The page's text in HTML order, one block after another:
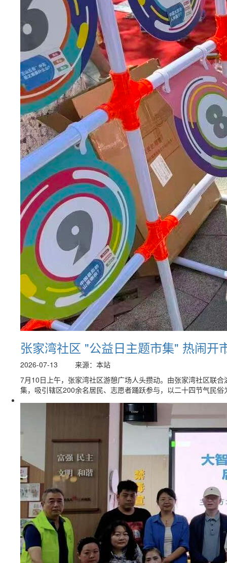
张家湾社区 "公益日主题市集" 热闹开
2026-07-13
来源：本站
7月10日上午，张家湾社区游憩广场人头攒动。由张家湾社区联
集，吸引辖区200余名居民、志愿者踊跃参与，以二十四节气民俗